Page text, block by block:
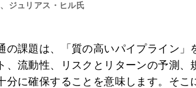
ジュリアス・ヒル氏
の課題は、「質の高いパイプライン」
、流動性、リスクとリターンの予測、
分に確保することを意味します。そこ